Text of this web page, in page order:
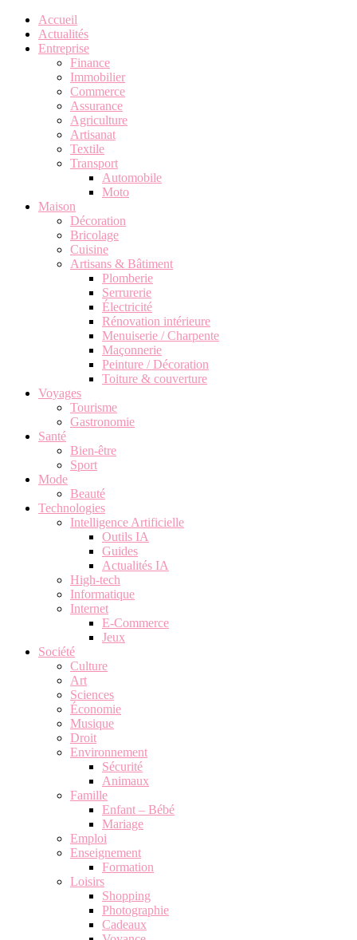
Accueil
Actualités
Entreprise
Finance
Immobilier
Commerce
Assurance
Agriculture
Artisanat
Textile
Transport
Automobile
Moto
Maison
Décoration
Bricolage
Cuisine
Artisans & Bâtiment
Plomberie
Serrurerie
Électricité
Rénovation intérieure
Menuiserie / Charpente
Maçonnerie
Peinture / Décoration
Toiture & couverture
Voyages
Tourisme
Gastronomie
Santé
Bien-être
Sport
Mode
Beauté
Technologies
Intelligence Artificielle
Outils IA
Guides
Actualités IA
High-tech
Informatique
Internet
E-Commerce
Jeux
Société
Culture
Art
Sciences
Économie
Musique
Droit
Environnement
Sécurité
Animaux
Famille
Enfant – Bébé
Mariage
Emploi
Enseignement
Formation
Loisirs
Shopping
Photographie
Cadeaux